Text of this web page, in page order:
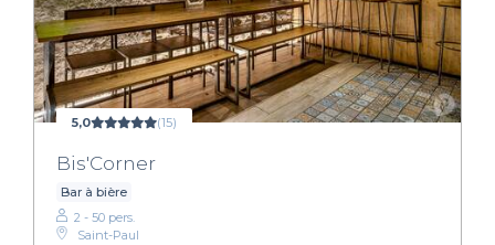
5,0 (15)
Bis'Corner
Bar à bière
2 - 50 pers.
Saint-Paul